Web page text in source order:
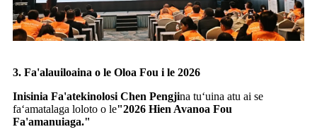
3. Fa'alauiloaina o le Oloa Fou i le 2026
Inisinia Fa'atekinolosi Chen Pengjina tuʻuina atu ai se
faʻamatalaga loloto o le"2026 Hien Avanoa Fou
Fa'amanuiaga."